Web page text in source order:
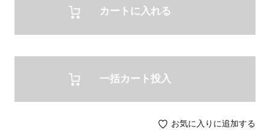
カートに入れる
一括カート投入
お気に入りに追加する